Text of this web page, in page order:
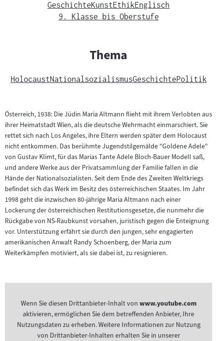
GeschichteKunstEthikEnglisch
9. Klasse bis Oberstufe
Thema
HolocaustNationalsozialismusGeschichtePolitik
Österreich, 1938: Die Jüdin Maria Altmann flieht mit ihrem Verlobten aus
ihrer Heimatstadt Wien, als die deutsche Wehrmacht einmarschiert. Sie
rettet sich nach Los Angeles, ihre Eltern werden später dem Holocaust
nicht entkommen. Das berühmte Jugendstilgemälde "Goldene Adele"
von Gustav Klimt, für das Marias Tante Adele Bloch-Bauer Modell saß,
und andere Werke aus der Privatsammlung der Familie fallen in die
Hände der Nationalsozialisten. Seit dem Ende des Zweiten Weltkriegs
befindet sich das Werk im Besitz des österreichischen Staates. Im Jahr
1998 geht die inzwischen 80-jährige Maria Altmann nach einer
Lockerung der österreichischen Restitutionsgesetze, die nunmehr die
Rückgabe von NS-Raubkunst vorsahen, juristisch gegen die Enteignung
vor. Unterstützung erfährt sie durch den jungen, sehr engagierten
amerikanischen Anwalt Randy Schoenberg, der Maria zum
Weiterkämpfen motiviert, als sie dabei ist, zu resignieren.
Wenn Sie diesen Drittanbieter-Inhalt von www.youtube.com
aktivieren, ermöglichen Sie dem betreffenden Anbieter, Ihre
Nutzungsdaten zu erheben. Weitere Informationen zur Nutzung
von Drittanbieter-Inhalten erhalten Sie in unserer